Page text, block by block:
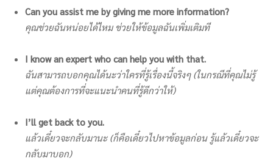
Can you assist me by giving me more information?
คุณช่วยฉันหน่อยได้ไหม ช่วยให้ข้อมูลฉันเพิ่มเติมที
I know an expert who can help you with that.
ฉันสามารถบอกคุณได้นะว่าใครที่รู้เรื่องนี้จริงๆ (ในกรณีที่คุณไม่รู้
แต่คุณต้องการที่จะแนะนำคนที่รู้ดีกว่าให้)
I’ll get back to you.
แล้วเดี๋ยวจะกลับมานะ (ก็คือเดี๋ยวไปหาข้อมูลก่อน รู้แล้วเดี๋ยวจะ
กลับมาบอก)